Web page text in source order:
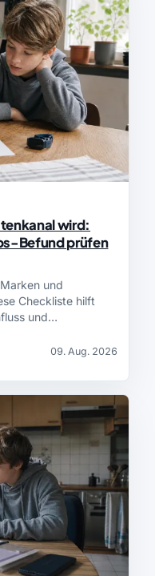
wird:
Befund prüfen
und
Checkliste hilft
und…
09. Aug. 2026